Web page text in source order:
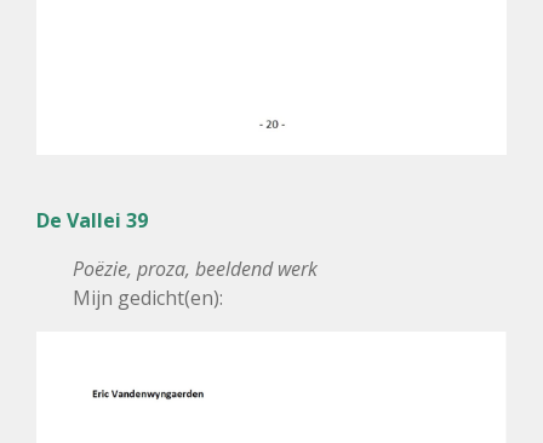
De Vallei 39
Poëzie, proza, beeldend werk
Mijn gedicht(en):